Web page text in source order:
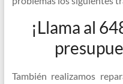
¡Llama al
También realizamos